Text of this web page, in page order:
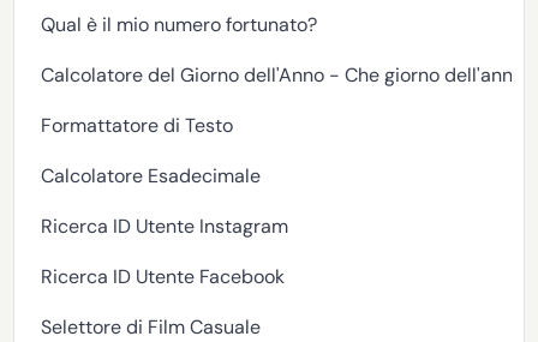
Qual è il mio numero fortunato?
Calcolatore del Giorno dell'Anno - Che giorno dell'anno
Formattatore di Testo
Calcolatore Esadecimale
Ricerca ID Utente Instagram
Ricerca ID Utente Facebook
Selettore di Film Casuale